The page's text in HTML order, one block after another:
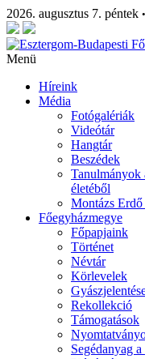
2026. augusztus 7. péntek •
Menü
Híreink
Média
Fotógalériák
Videótár
Hangtár
Beszédek
Tanulmányok
életéből
Montázs Erdő
Főegyházmegye
Főpapjaink
Történet
Névtár
Körlevelek
Rekollekció
Támogatások
Segédanyag